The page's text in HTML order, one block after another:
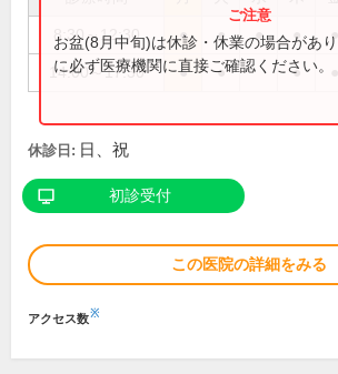
8:30～12:30 ● ● ● ● ●
14:00～17:30 ● ● ●
お盆(8月中旬)は休診・休業の場合があ
に必ず医療機関に直接ご確認ください。
休診日: 日、祝
初診受付
この医院の詳細をみる
アクセス数※